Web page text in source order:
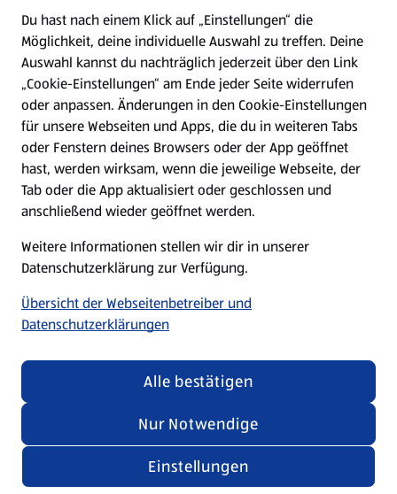
Presse
Hilfe & Kontakt
(öffnet in einem neuen Tab)
Unternehmen
Folge uns hier:
Datenschutz- und Richtlinienmenü
Cookie-Einstellungen
Impressum
Nutzungsbedingungen
Security Policy
Compliance | Hinweisstellen
Du hast nach einem Klick auf „Einstellungen“ die
Möglichkeit, deine individuelle Auswahl zu treffen. Deine
Auswahl kannst du nachträglich jederzeit über den Link
„Cookie-Einstellungen“ am Ende jeder Seite widerrufen
oder anpassen. Änderungen in den Cookie-Einstellungen
für unsere Webseiten und Apps, die du in weiteren Tabs
oder Fenstern deines Browsers oder der App geöffnet
hast, werden wirksam, wenn die jeweilige Webseite, der
Tab oder die App aktualisiert oder geschlossen und
anschließend wieder geöffnet werden.
Weitere Informationen stellen wir dir in unserer
Datenschutzerklärung zur Verfügung.
Übersicht der Webseitenbetreiber und
Datenschutzerklärungen
Einstellungen
Nur Notwendige
Alle bestätigen